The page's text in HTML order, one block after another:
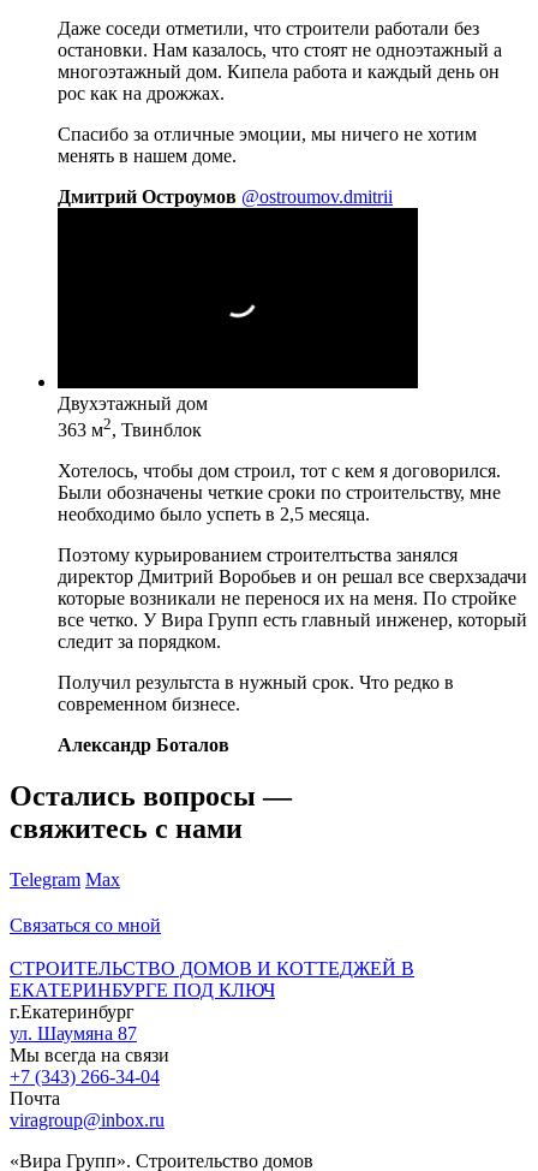
Даже соседи отметили, что строители работали без
остановки. Нам казалось, что стоят не одноэтажный а
многоэтажный дом. Кипела работа и каждый день он
рос как на дрожжах.
Спасибо за отличные эмоции, мы ничего не хотим
менять в нашем доме.
Дмитрий Остроумов @ostroumov.dmitrii
Двухэтажный дом
363 м2, Твинблок
Хотелось, чтобы дом строил, тот с кем я договорился.
Были обозначены четкие сроки по строительству, мне
необходимо было успеть в 2,5 месяца.
Поэтому курьированием строителтьства занялся
директор Дмитрий Воробьев и он решал все сверхзадачи
которые возникали не перенося их на меня. По стройке
все четко. У Вира Групп есть главный инженер, который
следит за порядком.
Получил результста в нужный срок. Что редко в
современном бизнесе.
Александр Боталов
Остались вопросы —
свяжитесь с нами
Telegram Max
Связаться со мной
СТРОИТЕЛЬСТВО ДОМОВ И КОТТЕДЖЕЙ В
ЕКАТЕРИНБУРГЕ ПОД КЛЮЧ
г.Екатеринбург
ул. Шаумяна 87
Мы всегда на связи
+7 (343) 266-34-04
Почта
viragroup@inbox.ru
«Вира Групп». Строительство домов